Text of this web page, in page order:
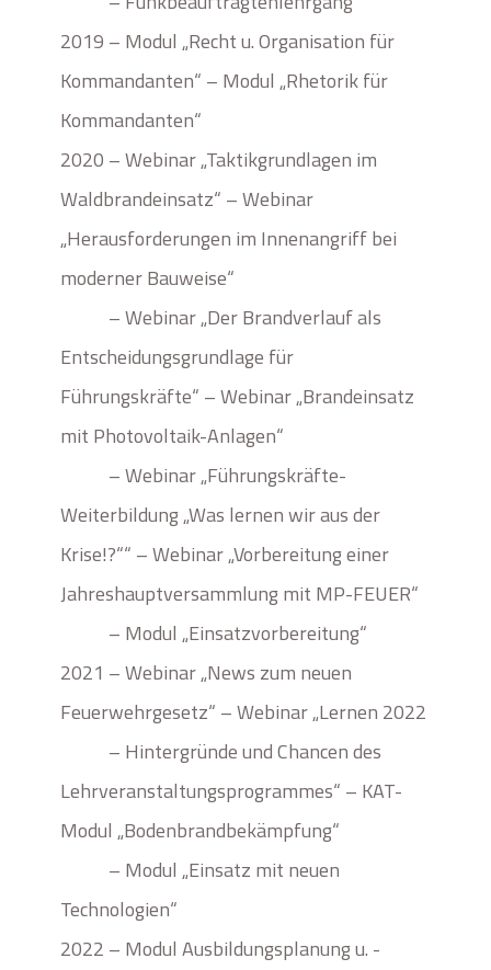
2019 – Modul „Recht u. Organisation für
Kommandanten“ – Modul „Rhetorik für
Kommandanten“
2020 – Webinar „Taktikgrundlagen im
Waldbrandeinsatz“ – Webinar
„Herausforderungen im Innenangriff bei
moderner Bauweise“
– Webinar „Der Brandverlauf als
Entscheidungsgrundlage für
Führungskräfte“ – Webinar „Brandeinsatz
mit Photovoltaik-Anlagen“
– Webinar „Führungskräfte-
Weiterbildung „Was lernen wir aus der
Krise!?““ – Webinar „Vorbereitung einer
Jahreshauptversammlung mit MP-FEUER“
– Modul „Einsatzvorbereitung“
2021 – Webinar „News zum neuen
Feuerwehrgesetz“ – Webinar „Lernen 2022
– Hintergründe und Chancen des
Lehrveranstaltungsprogrammes“ – KAT-
Modul „Bodenbrandbekämpfung“
– Modul „Einsatz mit neuen
Technologien“
2022 – Modul Ausbildungsplanung u. -